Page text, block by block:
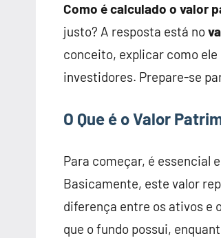
Como é calculado o valor
justo? A resposta está no
conceito, explicar como
investidores. Prepare-se
O Que é o Valor
Para começar, é essencial
Basicamente, este valor
diferença entre os ativos e
que o fundo possui,